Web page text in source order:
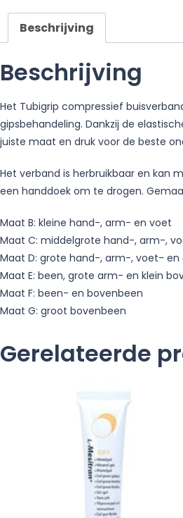
Beschrijving
Beschrijving
Het Tubigrip compressief
gipsbehandeling. Dankzij de
juiste maat en druk voor de beste
Het verband is herbruikbaar en kan
een handdoek om te drogen.
Maat B: kleine hand-, arm- en voet
Maat C: middelgrote hand-, arm-,
Maat D: grote hand-, arm-, voet- en
Maat E: been, grote arm- en klein
Maat F: been- en bovenbeen
Maat G: groot bovenbeen
Gerelateerde